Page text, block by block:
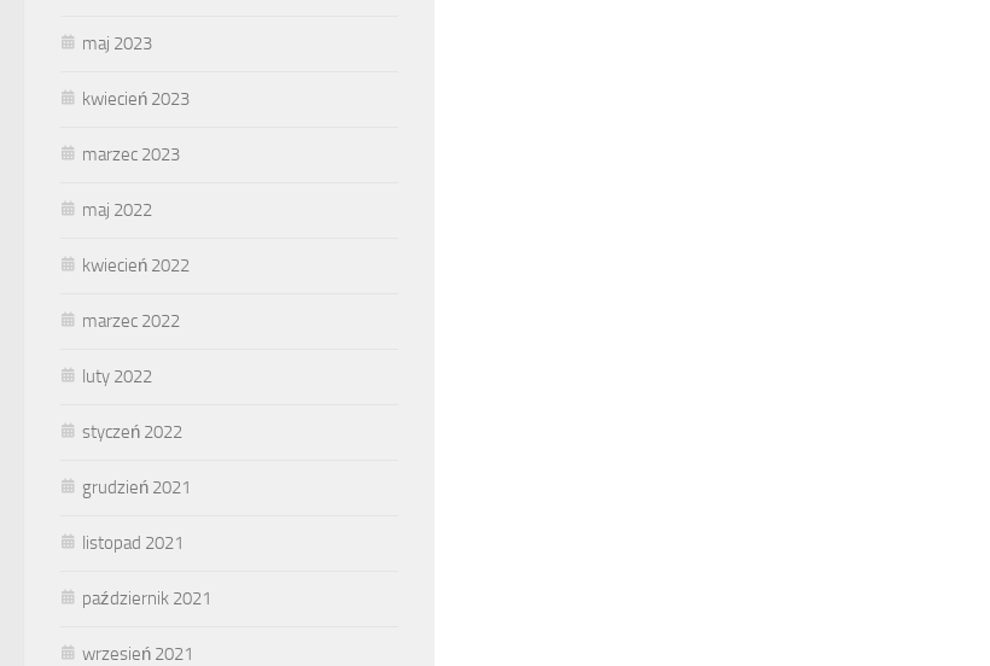
maj 2023
kwiecień 2023
marzec 2023
maj 2022
kwiecień 2022
marzec 2022
luty 2022
styczeń 2022
grudzień 2021
listopad 2021
październik 2021
wrzesień 2021